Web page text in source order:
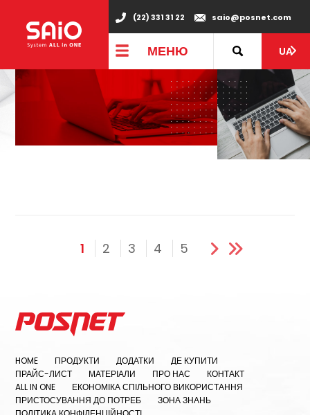
(22) 331 31 22 saio@posnet.com
МЕНЮ UA
1 2 3 4 5
HOME ПРОДУКТИ ДОДАТКИ
ДЕ КУПИТИ
ПРАЙС-ЛИСТ
МАТЕРІАЛИ ПРО НАС
КОНТАКТ
ALL IN ONE
ЕКОНОМІКА СПІЛЬНОГО ВИКОРИСТАННЯ
ПРИСТОСУВАННЯ ДО ПОТРЕБ
ЗОНА ЗНАНЬ